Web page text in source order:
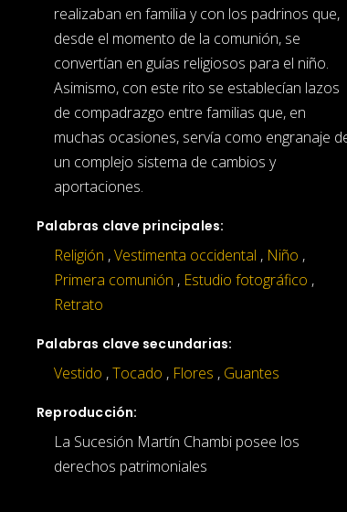
realizaban en familia y con los padrinos que,
desde el momento de la comunión, se
convertían en guías religiosos para el niño.
Asimismo, con este rito se establecían lazos
de compadrazgo entre familias que, en
muchas ocasiones, servía como engranaje
un complejo sistema de cambios y
aportaciones.
Palabras clave principales:
Religión ,Vestimenta occidental , Niño ,
Primera comunión , Estudio fotográfico ,
Retrato
Palabras clave secundarias:
Vestido ,Tocado , Flores , Guantes
Reproducción:
La Sucesión Martín Chambi posee los
derechos patrimoniales